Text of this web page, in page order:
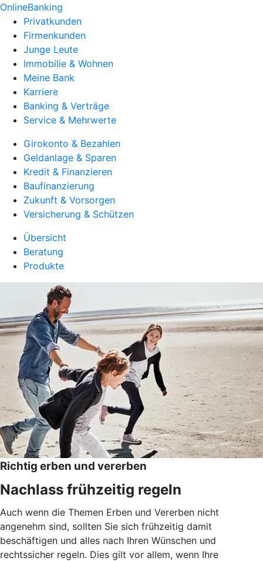
OnlineBanking
Privatkunden
Firmenkunden
Junge Leute
Immobilie & Wohnen
Meine Bank
Karriere
Banking & Verträge
Service & Mehrwerte
Girokonto & Bezahlen
Geldanlage & Sparen
Kredit & Finanzieren
Baufinanzierung
Zukunft & Vorsorgen
Versicherung & Schützen
Übersicht
Beratung
Produkte
Richtig erben und vererben
Nachlass frühzeitig regeln
Auch wenn die Themen Erben und Vererben nicht
angenehm sind, sollten Sie sich frühzeitig damit
beschäftigen und alles nach Ihren Wünschen und
rechtssicher regeln. Dies gilt vor allem, wenn Ihre